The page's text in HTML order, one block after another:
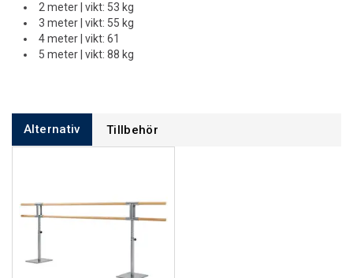
2 meter | vikt: 53 kg
3 meter | vikt: 55 kg
4 meter | vikt: 61
5 meter | vikt: 88 kg
Alternativ Tillbehör